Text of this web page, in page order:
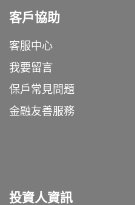
客戶協助
客服中心
我要留言
保戶常見問題
金融友善服務
投資人資訊